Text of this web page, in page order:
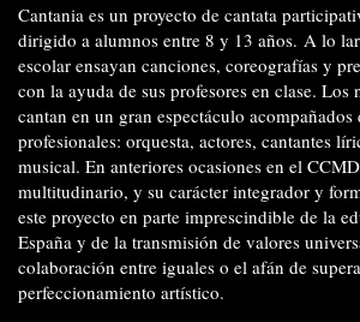
Cantania es un proyecto de cantata
dirigido a alumnos entre 8 y 13 años. A lo
escolar ensayan canciones, coreografías y
con la ayuda de sus profesores en clase. Los
cantan en un gran espectáculo acompañados
profesionales: orquesta, actores, cantantes
musical. En anteriores ocasiones en el
multitudinario, y su carácter integrador y
este proyecto en parte imprescindible de la
España y de la transmisión de valores
colaboración entre iguales o el afán de
perfeccionamiento artístico.